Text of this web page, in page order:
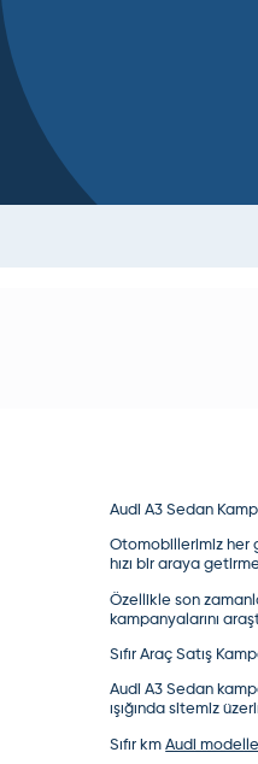
Audi A3 Sedan
Otomobillerimiz her
hızı bir araya
Özellikle son
kampanyalarını
Sıfır Araç Satış
Audi A3 Sedan
ışığında sitemiz
Sıfır kmAudi